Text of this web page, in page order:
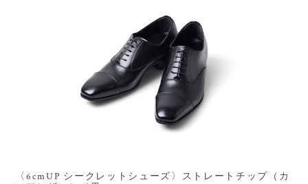
〈6cmUP シークレットシューズ〉ストレートチップ（カ